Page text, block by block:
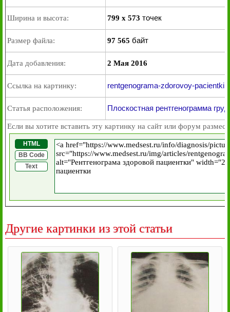
Ширина и высота: 799 x 573 точек
Размер файла: 97 565 байт
Дата добавления: 2 Мая 2016
Ссылка на картинку: rentgenograma-zdorovoy-
Статья расположения: Плоскостная рентгенограмма
Если вы хотите вставить эту картинку на сайт или форум
HTML
BB Code
Text
Другие картинки из этой статьи